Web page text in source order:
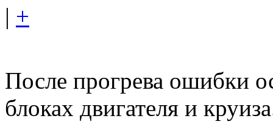
| +
После прогрева ошибки
блоках двигателя и